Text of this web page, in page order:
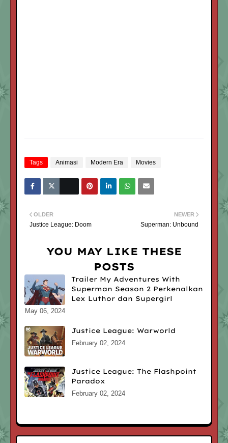
Tags Animasi Modern Era Movies
NEWER
Superman: Unbound
OLDER
Justice League: Doom
YOU MAY LIKE THESE
POSTS
Trailer My Adventures With
Superman Season 2 Perkenalkan
Lex Luthor dan Supergirl
May 06, 2024
Justice League: Warworld
February 02, 2024
Justice League: The Flashpoint
Paradox
February 02, 2024